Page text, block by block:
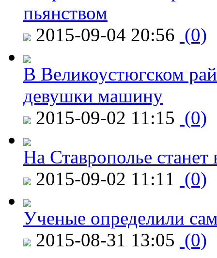
пьянством
2015-09-04 20:56 (0)
В Великоустюгском
девушки машину
2015-09-02 11:15 (0)
На Ставрополье
2015-09-02 11:11 (0)
Ученые определили
2015-08-31 13:05 (0)